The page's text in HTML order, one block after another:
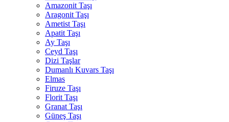
Amazonit Taşı
Aragonit Taşı
Ametist Taşı
Apatit Taşı
Ay Taşı
Ceyd Taşı
Dizi Taşlar
Dumanlı Kuvars Taşı
Elmas
Firuze Taşı
Florit Taşı
Granat Taşı
Güneş Taşı